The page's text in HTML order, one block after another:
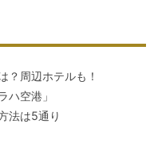
？周辺ホテルも！
ハ空港」
法は5通り